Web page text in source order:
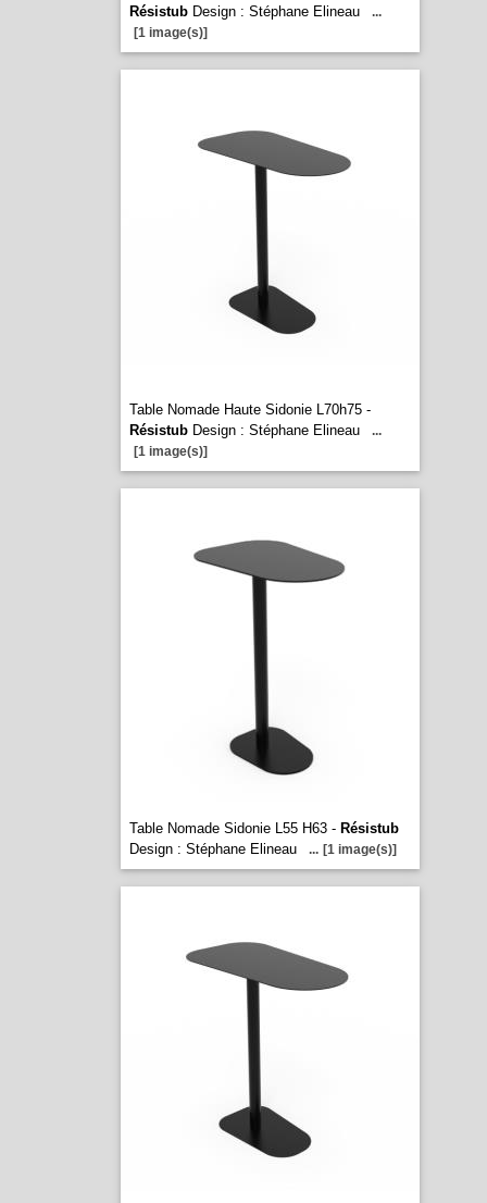
RésistubDesign : Stéphane Elineau
...
[1 image(s)]
Table Nomade Haute Sidonie L70h75 -
RésistubDesign : Stéphane Elineau
...
[1 image(s)]
Table Nomade Sidonie L55 H63 - Résistub
Design : Stéphane Elineau
... [1 image(s)]